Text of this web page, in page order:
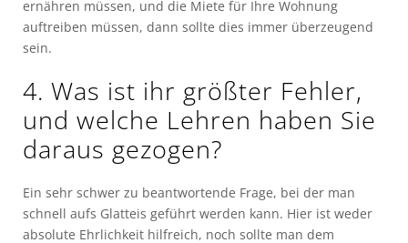
ernähren müssen, und die Miete für Ihre Wohnung
auftreiben müssen, dann sollte dies immer überzeugend
sein.
4. Was ist ihr größter Fehler,
und welche Lehren haben Sie
daraus gezogen?
Ein sehr schwer zu beantwortende Frage, bei der man
schnell aufs Glatteis geführt werden kann. Hier ist weder
absolute Ehrlichkeit hilfreich, noch sollte man dem